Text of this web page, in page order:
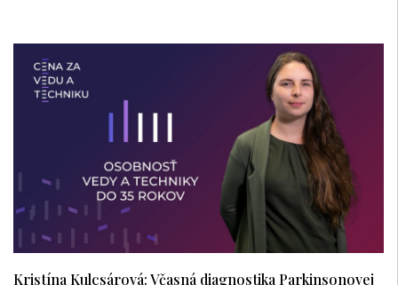
Kristína Kulcsárová: Včasná diagnostika Parkinsonovej